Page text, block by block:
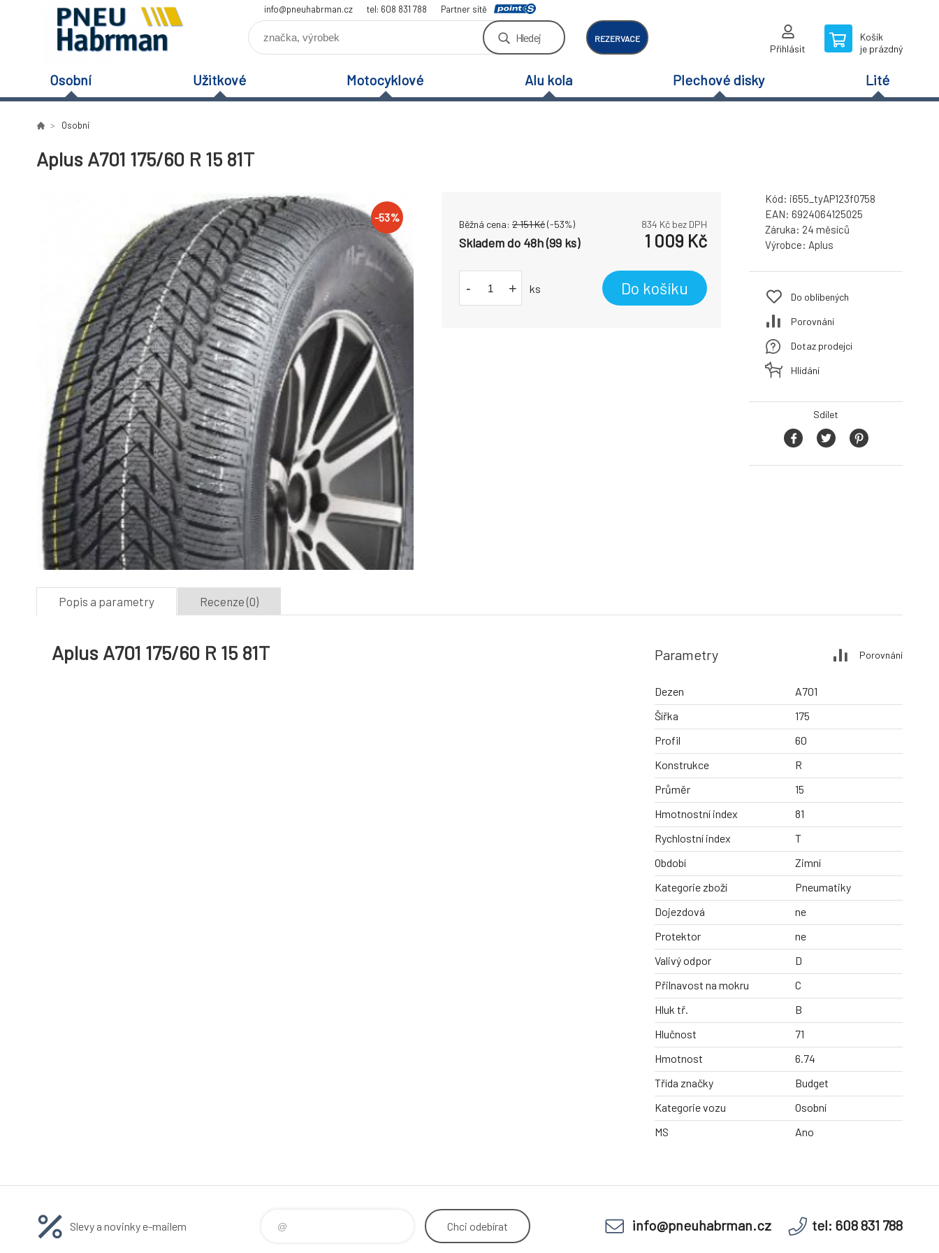
info@pneuhabrman.cz tel: 608 831 788 Partner sítě
Hledej REZERVACE
Přihlásit
Košík
je prázdný
Osobní Užitkové Motocyklové Alu kola Plechové disky Lité
Osobní
Aplus A701 175/60 R 15 81T
-53%
Běžná cena: 2 151Kč(-53%) 834 Kč bez DPH
Skladem do 48h (99 ks) 1 009 Kč
- + ks Do košíku
Kód: i655_tyAP123f0758
EAN: 6924064125025
Záruka: 24 měsíců
Výrobce: Aplus
Do oblíbených
Porovnání
Dotaz prodejci
Hlídání
Sdílet
Popis a parametry Recenze (0)
Aplus A701 175/60 R 15 81T Parametry Porovnání
Dezen
A701
Šířka
175
Profil
60
Konstrukce
R
Průměr
15
Hmotnostní index
81
Rychlostní index
T
Období
Zimní
Kategorie zboží
Pneumatiky
Dojezdová
ne
Protektor
ne
Valivý odpor
D
Přilnavost na mokru
C
Hluk tř.
B
Hlučnost
71
Hmotnost
6.74
Třída značky
Budget
Kategorie vozu
Osobní
MS
Ano
Slevy a novinky e-mailem Chci odebírat info@pneuhabrman.cz tel: 608 831 788